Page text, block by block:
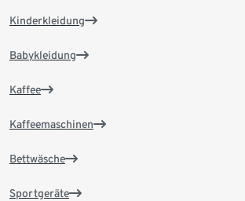
Kinderkleidung
Babykleidung
Kaffee
Kaffeemaschinen
Bettwäsche
Sportgeräte